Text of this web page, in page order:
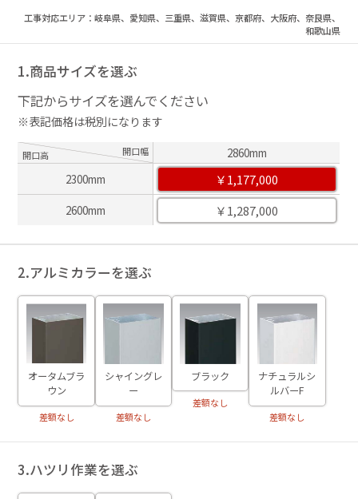
工事対応エリア：岐阜県、愛知県、三重県、滋賀県、京都府、大阪府、奈良県、
和歌山県
1.商品サイズを選ぶ
下記からサイズを選んでください
※表記価格は税別になります
開口高 開口幅
2860mm
2300mm
￥1,177,000
2600mm ￥1,287,000
2.アルミカラーを選ぶ
オータムブラ
ウン
差額なし
シャイングレ
ー
差額なし
ブラック
差額なし
ナチュラルシ
ルバーF
差額なし
3.ハツリ作業を選ぶ